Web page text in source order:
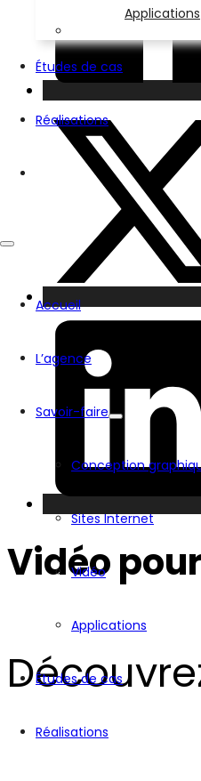
Applications
Études de cas
Réalisations
Accueil
L’agence
Savoir-faire
Conception
Sites Internet
Vidéo
Applications
Études de cas
Réalisations
Vidéo